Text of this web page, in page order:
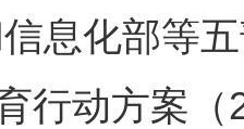
化部等五
行动方案